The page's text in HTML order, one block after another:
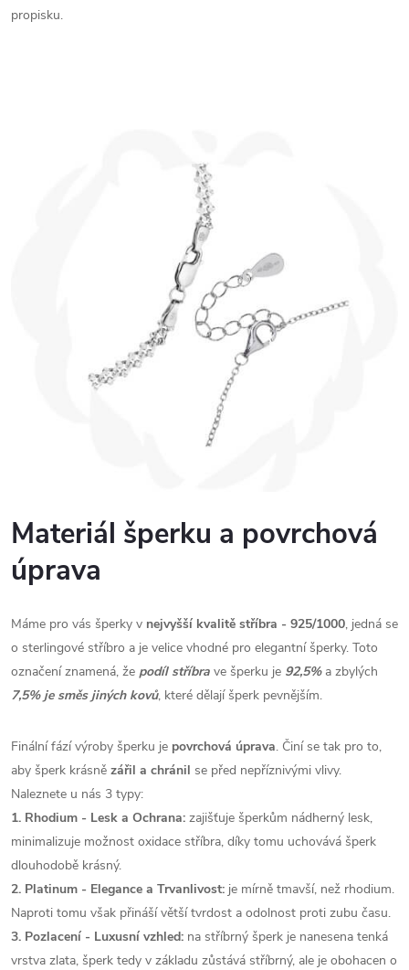
propisku.
Materiál šperku a povrchová
úprava
Máme pro vás šperky v nejvyšší kvalitě stříbra - 925/1000, jedná se
o sterlingové stříbro a je velice vhodné pro elegantní šperky. Toto
označení znamená, že podíl stříbra ve šperku je 92,5%a zbylých
7,5% je směs jiných kovů, které dělají šperk pevnějším.
Finální fází výroby šperku je povrchová úprava. Činí se tak pro to,
aby šperk krásně zářil a chránil se před nepříznivými vlivy.
Naleznete u nás 3 typy:
1. Rhodium - Lesk a Ochrana: zajišťuje šperkům nádherný lesk,
minimalizuje možnost oxidace stříbra, díky tomu uchovává šperk
dlouhodobě krásný.
2. Platinum - Elegance a Trvanlivost: je mírně tmavší, než rhodium.
Naproti tomu však přináší větší tvrdost a odolnost proti zubu času.
3. Pozlacení - Luxusní vzhled: na stříbrný šperk je nanesena tenká
vrstva zlata, šperk tedy v základu zůstává stříbrný, ale je obohacen o